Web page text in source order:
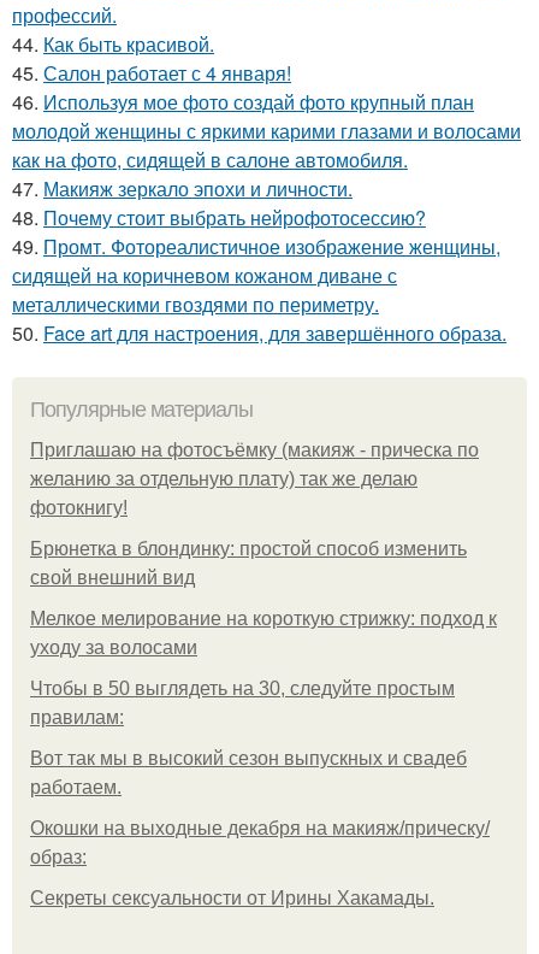
профессий.
44. Как быть красивой.
45. Салон работает с 4 января!
46. Используя мое фото создай фото крупный план
молодой женщины с яркими карими глазами и волосами
как на фото, сидящей в салоне автомобиля.
47. Макияж зеркало эпохи и личности.
48. Почему стоит выбрать нейрофотосессию?
49. Промт. Фотореалистичное изображение женщины,
сидящей на коричневом кожаном диване с
металлическими гвоздями по периметру.
50. Face art для настроения, для завершённого образа.
Популярные материалы
Приглашаю на фотосъёмку (макияж - прическа по
желанию за отдельную плату) так же делаю
фотокнигу!
Брюнетка в блондинку: простой способ изменить
свой внешний вид
Мелкое мелирование на короткую стрижку: подход к
уходу за волосами
Чтобы в 50 выглядеть на 30, следуйте простым
правилам:
Вот так мы в высокий сезон выпускных и свадеб
работаем.
Окошки на выходные декабря на макияж/прическу/
образ:
Секреты сексуальности от Ирины Хакамады.